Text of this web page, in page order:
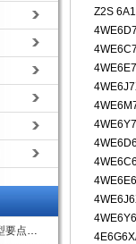
NUMATICS电磁阀的选型要点与使用注意事项
Z2S